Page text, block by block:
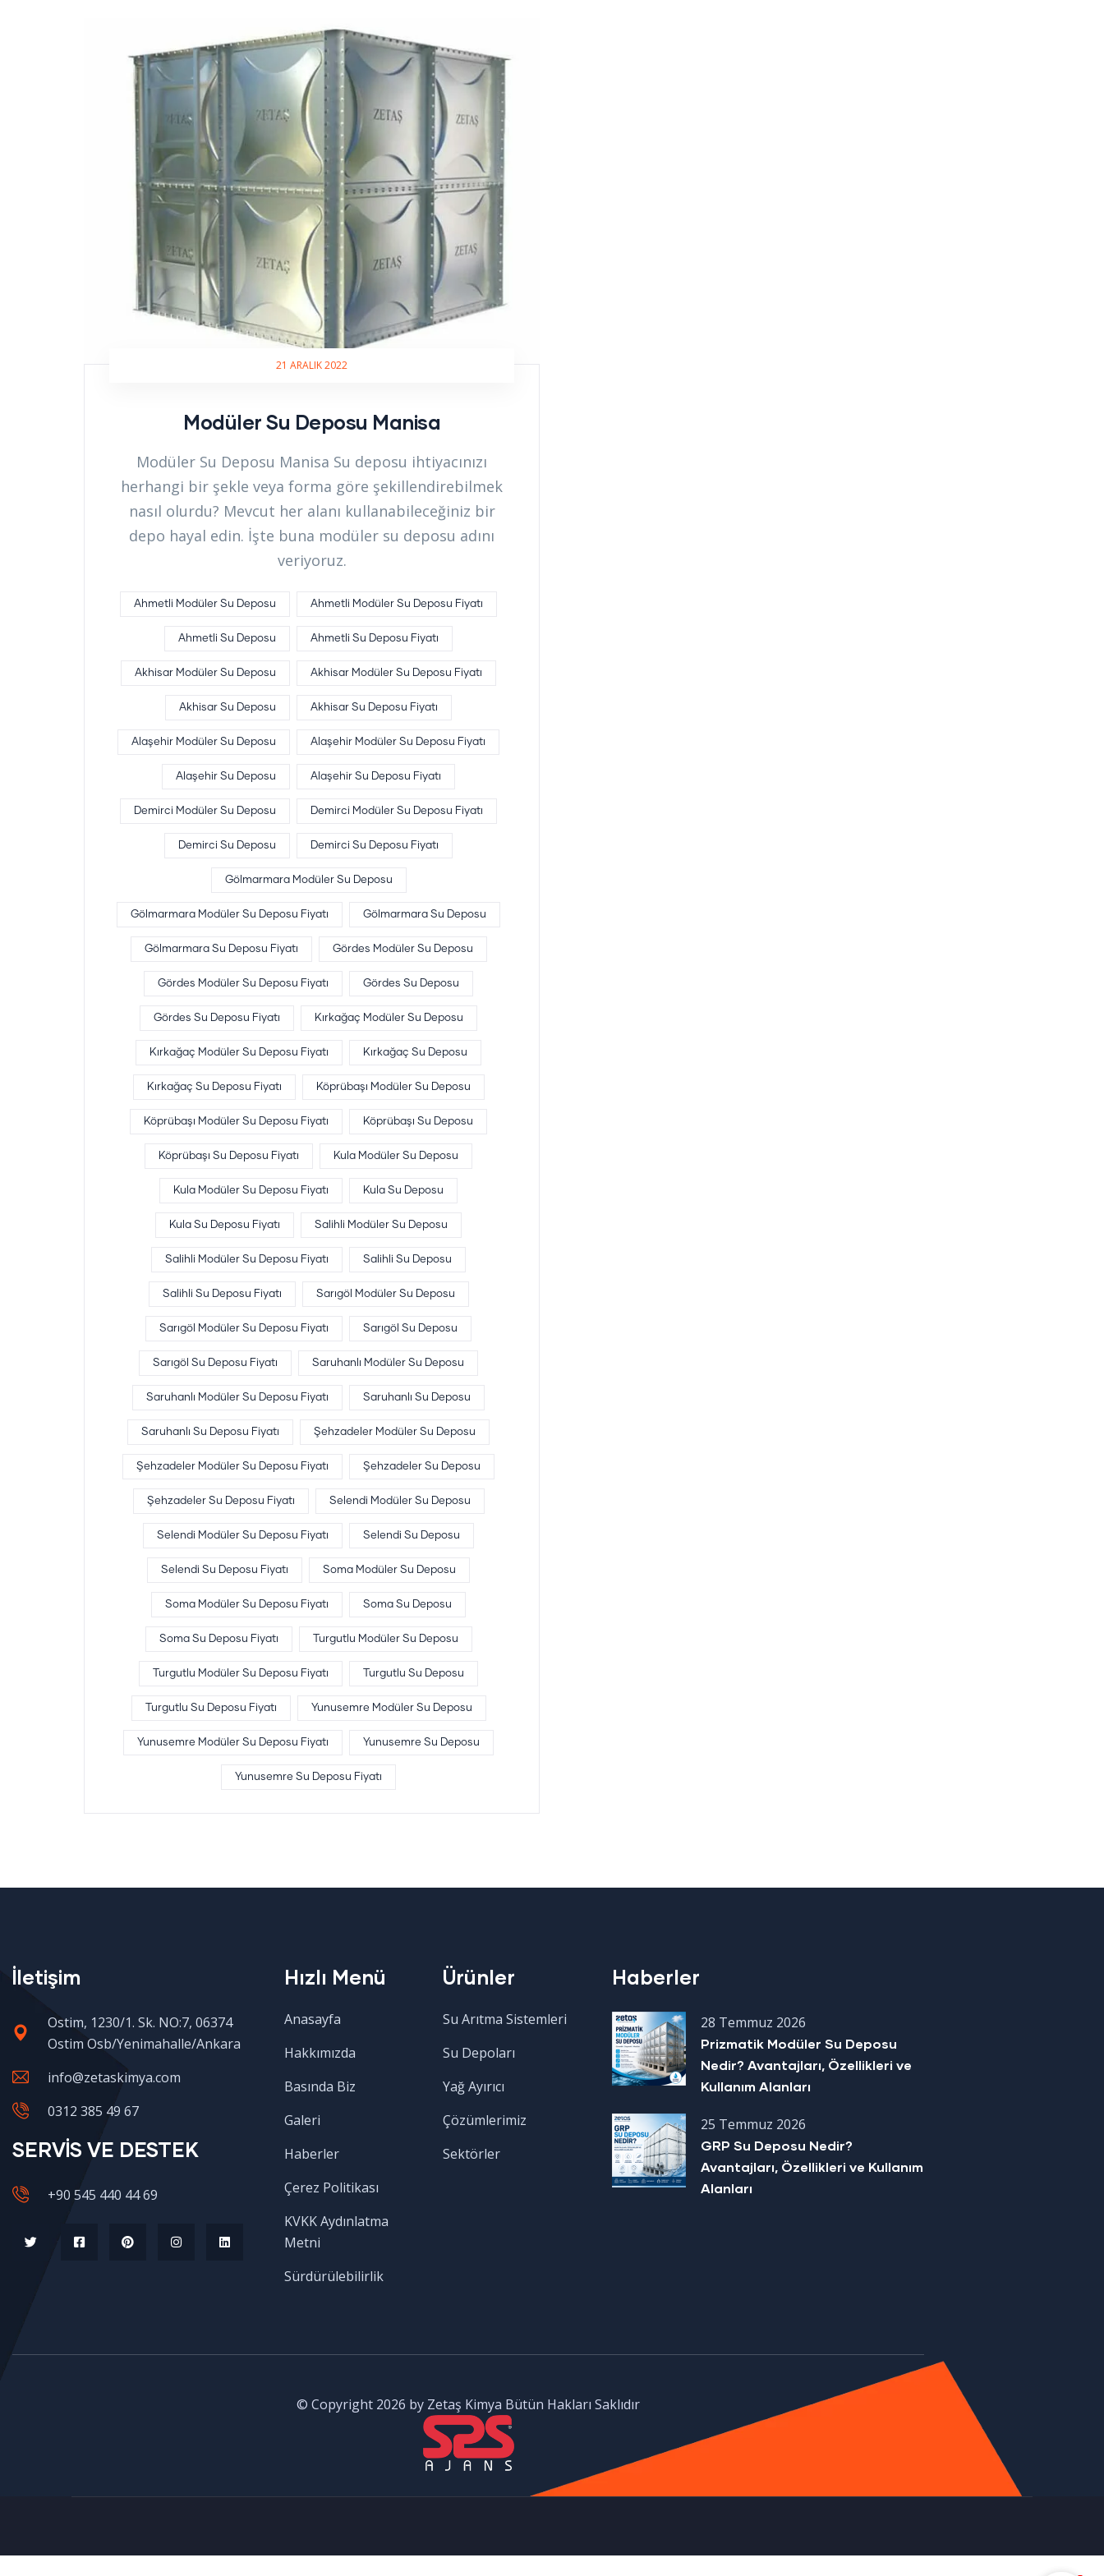
21 ARALIK 2022
Modüler Su Deposu Manisa
Modüler Su Deposu Manisa Su deposu ihtiyacınızı
herhangi bir şekle veya forma göre şekillendirebilmek
nasıl olurdu? Mevcut her alanı kullanabileceğiniz bir
depo hayal edin. İşte buna modüler su deposu adını
veriyoruz.
Ahmetli Modüler Su Deposu Ahmetli Modüler Su Deposu Fiyatı
Ahmetli Su Deposu Ahmetli Su Deposu Fiyatı
Akhisar Modüler Su Deposu Akhisar Modüler Su Deposu Fiyatı
Akhisar Su Deposu Akhisar Su Deposu Fiyatı
Alaşehir Modüler Su Deposu Alaşehir Modüler Su Deposu Fiyatı
Alaşehir Su Deposu Alaşehir Su Deposu Fiyatı
Demirci Modüler Su Deposu Demirci Modüler Su Deposu Fiyatı
Demirci Su Deposu Demirci Su Deposu Fiyatı
Gölmarmara Modüler Su Deposu
Gölmarmara Modüler Su Deposu Fiyatı Gölmarmara Su Deposu
Gölmarmara Su Deposu Fiyatı Gördes Modüler Su Deposu
Gördes Modüler Su Deposu Fiyatı Gördes Su Deposu
Gördes Su Deposu Fiyatı Kırkağaç Modüler Su Deposu
Kırkağaç Modüler Su Deposu Fiyatı Kırkağaç Su Deposu
Kırkağaç Su Deposu Fiyatı Köprübaşı Modüler Su Deposu
Köprübaşı Modüler Su Deposu Fiyatı Köprübaşı Su Deposu
Köprübaşı Su Deposu Fiyatı Kula Modüler Su Deposu
Kula Modüler Su Deposu Fiyatı Kula Su Deposu
Kula Su Deposu Fiyatı Salihli Modüler Su Deposu
Salihli Modüler Su Deposu Fiyatı Salihli Su Deposu
Salihli Su Deposu Fiyatı Sarıgöl Modüler Su Deposu
Sarıgöl Modüler Su Deposu Fiyatı Sarıgöl Su Deposu
Sarıgöl Su Deposu Fiyatı Saruhanlı Modüler Su Deposu
Saruhanlı Modüler Su Deposu Fiyatı Saruhanlı Su Deposu
Saruhanlı Su Deposu Fiyatı Şehzadeler Modüler Su Deposu
Şehzadeler Modüler Su Deposu Fiyatı Şehzadeler Su Deposu
Şehzadeler Su Deposu Fiyatı Selendi Modüler Su Deposu
Selendi Modüler Su Deposu Fiyatı Selendi Su Deposu
Selendi Su Deposu Fiyatı Soma Modüler Su Deposu
Soma Modüler Su Deposu Fiyatı Soma Su Deposu
Soma Su Deposu Fiyatı Turgutlu Modüler Su Deposu
Turgutlu Modüler Su Deposu Fiyatı Turgutlu Su Deposu
Turgutlu Su Deposu Fiyatı Yunusemre Modüler Su Deposu
Yunusemre Modüler Su Deposu Fiyatı Yunusemre Su Deposu
Yunusemre Su Deposu Fiyatı
İletişim
Ostim, 1230/1. Sk. NO:7, 06374
Ostim Osb/Yenimahalle/Ankara
info@zetaskimya.com
0312 385 49 67
SERVİS VE DESTEK
+90 545 440 44 69
Hızlı Menü
Anasayfa
Hakkımızda
Basında Biz
Galeri
Haberler
Çerez Politikası
KVKK Aydınlatma
Metni
Sürdürülebilirlik
Ürünler
Su Arıtma Sistemleri
Su Depoları
Yağ Ayırıcı
Çözümlerimiz
Sektörler
Haberler
28 Temmuz 2026
Prizmatik Modüler Su Deposu
Nedir? Avantajları, Özellikleri ve
Kullanım Alanları
25 Temmuz 2026
GRP Su Deposu Nedir?
Avantajları, Özellikleri ve Kullanım
Alanları
© Copyright 2026 by Zetaş Kimya Bütün Hakları Saklıdır